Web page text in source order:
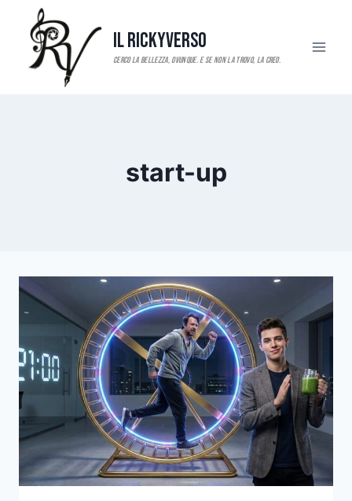
contenuto
Il RickyVerso
start-up